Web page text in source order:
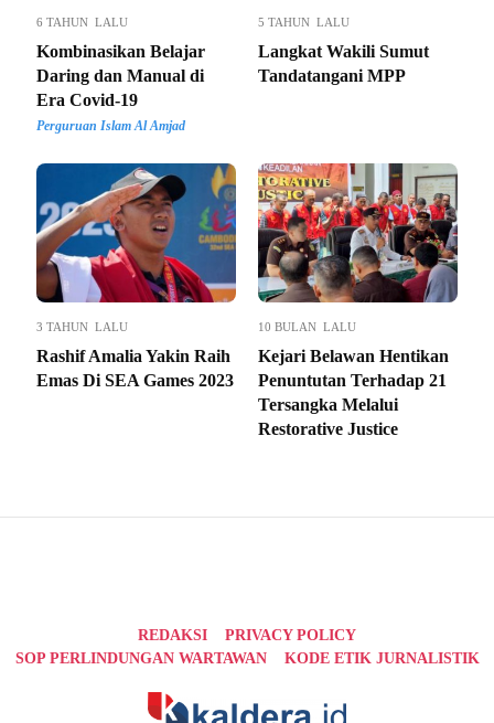
6 TAHUN LALU
Kombinasikan Belajar
Daring dan Manual di
Era Covid-19
Perguruan Islam Al Amjad
5 TAHUN LALU
Langkat Wakili Sumut
Tandatangani MPP
3 TAHUN LALU
Rashif Amalia Yakin Raih
Emas Di SEA Games 2023
10 BULAN LALU
Kejari Belawan Hentikan
Penuntutan Terhadap 21
Tersangka Melalui
Restorative Justice
REDAKSI
PRIVACY POLICY
SOP PERLINDUNGAN WARTAWAN
KODE ETIK JURNALISTIK